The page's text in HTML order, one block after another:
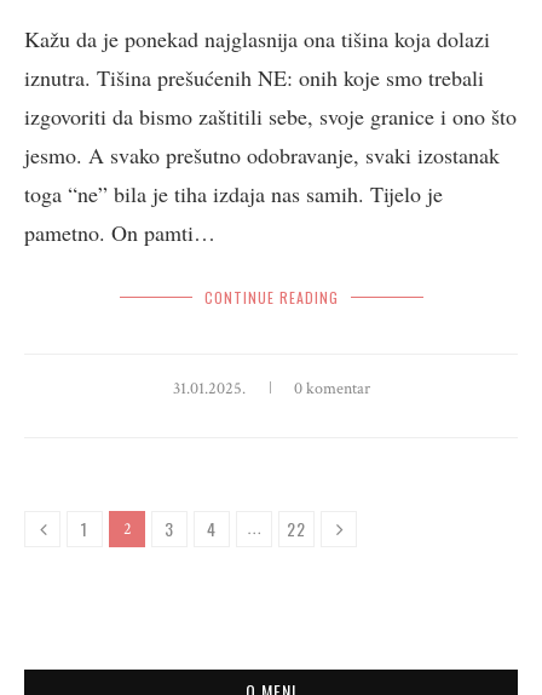
Kažu da je ponekad najglasnija ona tišina koja dolazi
iznutra. Tišina prešućenih NE: onih koje smo trebali
izgovoriti da bismo zaštitili sebe, svoje granice i ono što
jesmo. A svako prešutno odobravanje, svaki izostanak
toga “ne” bila je tiha izdaja nas samih. Tijelo je
pametno. On pamti…
CONTINUE READING
31.01.2025. 0 komentar
1 2 3 4 … 22